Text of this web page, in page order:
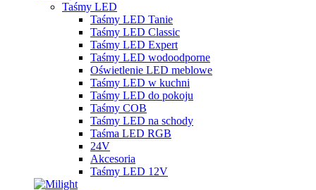
Taśmy LED
Taśmy LED Tanie
Taśmy LED Classic
Taśmy LED Expert
Taśmy LED wodoodporne
Oświetlenie LED meblowe
Taśmy LED w kuchni
Taśmy LED do pokoju
Taśmy COB
Taśmy LED na schody
Taśma LED RGB
24V
Akcesoria
Taśmy LED 12V